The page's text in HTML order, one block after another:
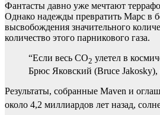
Фантасты давно уже мечтают
Однако надежды превратить Марс в
высвобождения значительного
количество этого парникового газа.
“Если весь CO2 улетел в
Брюс Яковский (Bruce Jakosky),
Результаты, собранные Maven и
около 4,2 миллиардов лет назад,